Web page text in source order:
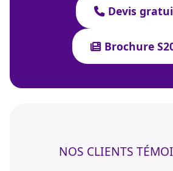
Devis
Brochure
NOS CLIENTS